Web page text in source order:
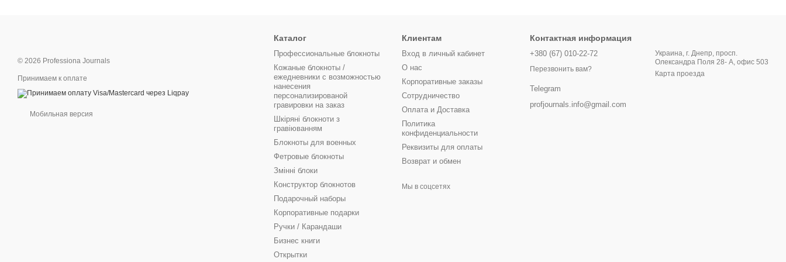
© 2026 Professiona Journals
Принимаем к оплате
Мобильная версия
Каталог
Профессиональные блокноты
Кожаные блокноты /
ежедневники с возможностью
нанесения
персонализированой
гравировки на заказ
Шкіряні блокноти з
гравіюванням
Блокноты для военных
Фетровые блокноты
Змінні блоки
Конструктор блокнотов
Подарочный наборы
Корпоративные подарки
Ручки / Карандаши
Бизнес книги
Открытки
Клиентам
Вход в личный кабинет
О нас
Корпоративные заказы
Сотрудничество
Оплата и Доставка
Политика
конфиденциальности
Реквизиты для оплаты
Возврат и обмен
Мы в соцсетях
Контактная информация
+380 (67) 010-22-72
Перезвонить вам?
Telegram
profjournals.info@gmail.com
Украина, г. Днепр, просп.
Олександра Поля 28- А, офис 503
Карта проезда